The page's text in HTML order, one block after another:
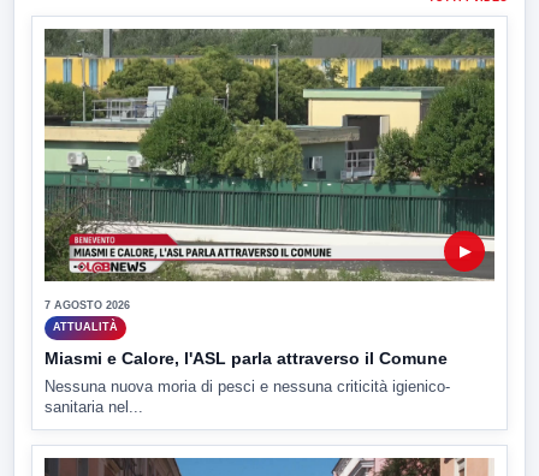
▶
7 AGOSTO 2026
ATTUALITÀ
Miasmi e Calore, l'ASL parla attraverso il Comune
Nessuna nuova moria di pesci e nessuna criticità igienico-
sanitaria nel...